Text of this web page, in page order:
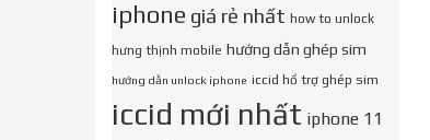
iphone giá rẻ nhất how to unlock
hưng thịnh mobile hướng dẫn ghép sim
hướng dẫn unlock iphone iccid hổ trợ ghép sim
iccid mới nhất iphone 11